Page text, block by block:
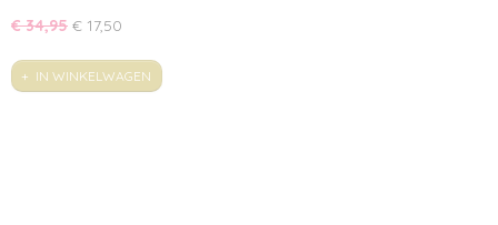
€ 34,95 € 17,50
IN WINKELWAGEN